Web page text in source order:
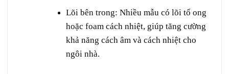
Lõi bên trong: Nhiều mẫu có lõi tổ ong
hoặc foam cách nhiệt, giúp tăng cường
khả năng cách âm và cách nhiệt cho
ngôi nhà.